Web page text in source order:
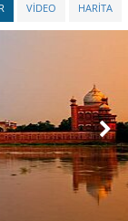
HARİTA
VİDEO